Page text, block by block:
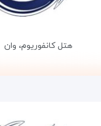
هتل کانفوریوم، وان